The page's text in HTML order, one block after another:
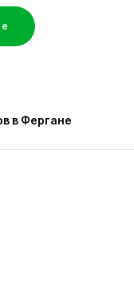
в Фергане